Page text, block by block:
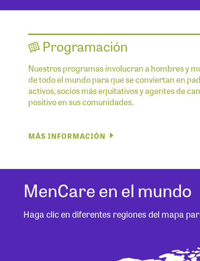
Programación
Nuestros programas involucran a hombres y
de todo el mundo para que se conviertan en
activos, socios más equitativos y agentes de
positivo en sus comunidades.
MÁS INFORMACIÓN
MenCare en el mundo
Haga clic en diferentes regiones del mapa